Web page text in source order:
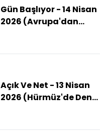
Gün Başlıyor - 14 Nisan
2026 (Avrupa'dan
Açık Ve Net - 13 Nisan
2026 (Hürmüz'de Deniz